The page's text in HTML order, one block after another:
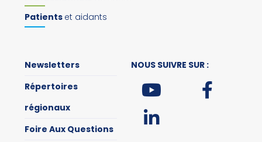
Patients et aidants
Newsletters
Répertoires
régionaux
Foire Aux Questions
NOUS SUIVRE SUR :